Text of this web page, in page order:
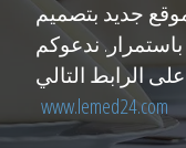
موقع جديد بتصميم
ندعوكم
على الرابط التالي
www.lemed24.com